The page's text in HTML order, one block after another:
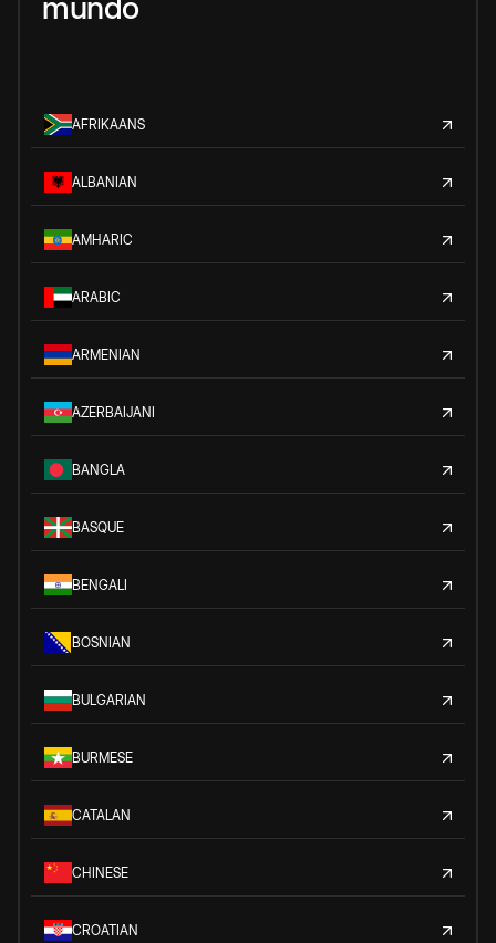
AFRIKAANS
ALBANIAN
AMHARIC
ARABIC
ARMENIAN
AZERBAIJANI
BANGLA
BASQUE
BENGALI
BOSNIAN
BULGARIAN
BURMESE
CATALAN
CHINESE
CROATIAN